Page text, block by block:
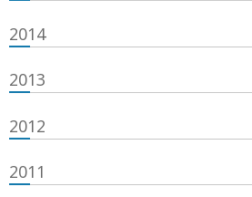
2014
2013
2012
2011